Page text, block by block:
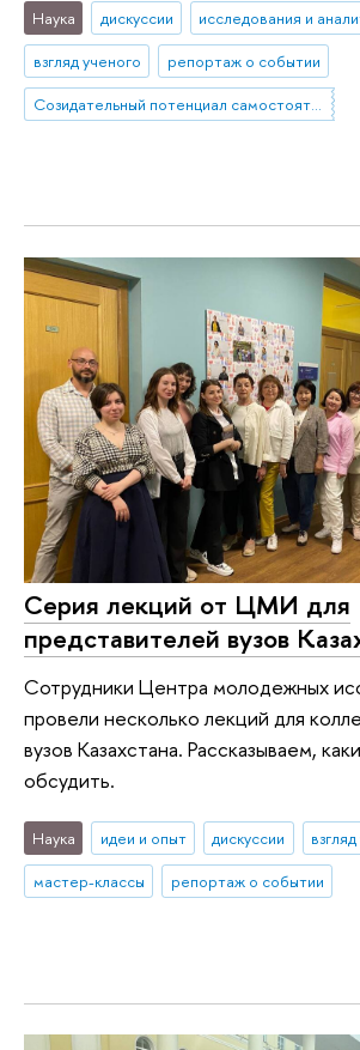
Наука дискуссии
исследования и
взгляд ученого
репортаж о событии
Созидательный потенциал самостоятельного проактивного действия населения России: углубленный анализ ключевых кейсов
Серия лекций от ЦМИ для
представителей вузов
Сотрудники Центра молодежных
провели несколько лекций для
вузов Казахстана. Рассказываем,
обсудить.
Наука идеи и опыт дискуссии
мастер-классы
репортаж о событии